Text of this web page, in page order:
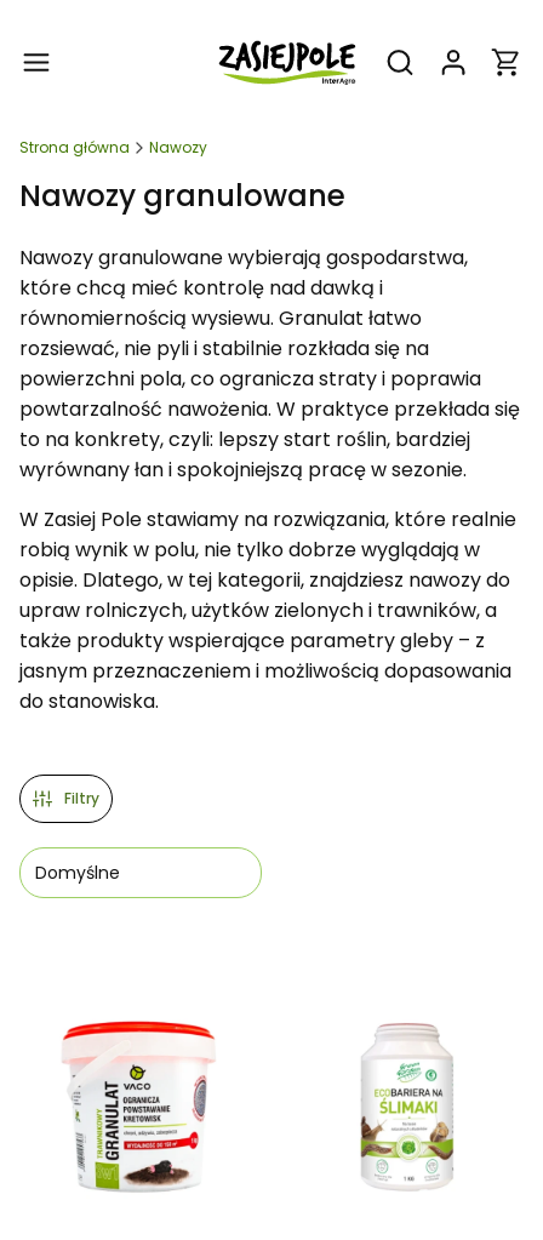
Otwórz
Strona główna Nawozy
Nawozy granulowane
Nawozy granulowane wybierają gospodarstwa,
które chcą mieć kontrolę nad dawką i
równomiernością wysiewu. Granulat łatwo
rozsiewać, nie pyli i stabilnie rozkłada się na
powierzchni pola, co ogranicza straty i poprawia
powtarzalność nawożenia. W praktyce przekłada się
to na konkrety, czyli: lepszy start roślin, bardziej
wyrównany łan i spokojniejszą pracę w sezonie.
W Zasiej Pole stawiamy na rozwiązania, które realnie
robią wynik w polu, nie tylko dobrze wyglądają w
opisie. Dlatego, w tej kategorii, znajdziesz nawozy do
upraw rolniczych, użytków zielonych i trawników, a
także produkty wspierające parametry gleby – z
jasnym przeznaczeniem i możliwością dopasowania
do stanowiska.
Filtry
Domyślne